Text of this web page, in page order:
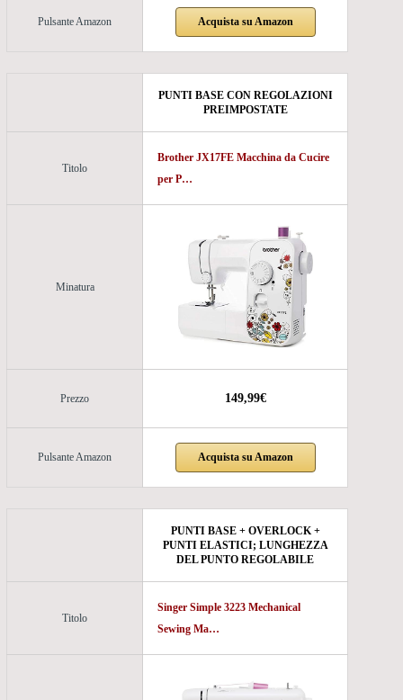
Pulsante Amazon Acquista su Amazon
PUNTI BASE CON REGOLAZIONI
PREIMPOSTATE
Titolo
Brother JX17FE Macchina da Cucire
per P…
Minatura
Prezzo 149,99€
Pulsante Amazon Acquista su Amazon
PUNTI BASE + OVERLOCK +
PUNTI ELASTICI; LUNGHEZZA
DEL PUNTO REGOLABILE
Titolo
Singer Simple 3223 Mechanical
Sewing Ma…